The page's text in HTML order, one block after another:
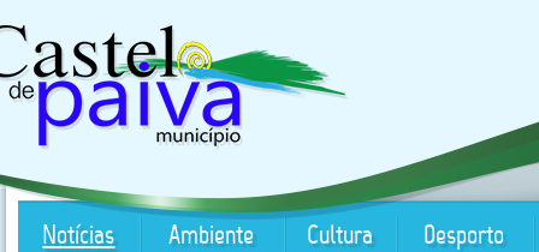
Notícias Ambiente Cultura Desporto